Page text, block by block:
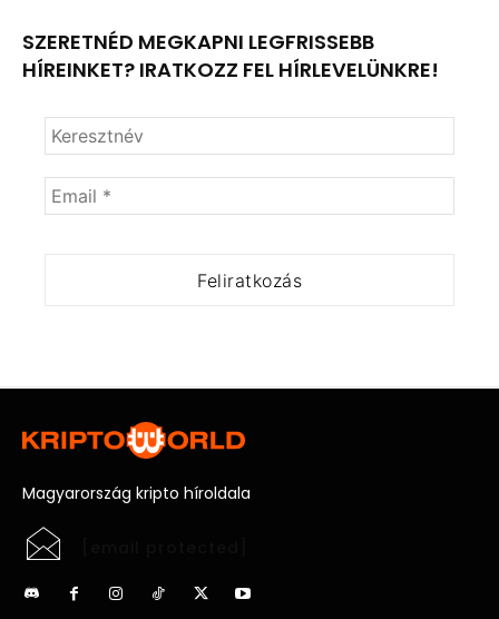
SZERETNÉD MEGKAPNI LEGFRISSEBB
HÍREINKET? IRATKOZZ FEL HÍRLEVELÜNKRE!
Magyarország kripto híroldala